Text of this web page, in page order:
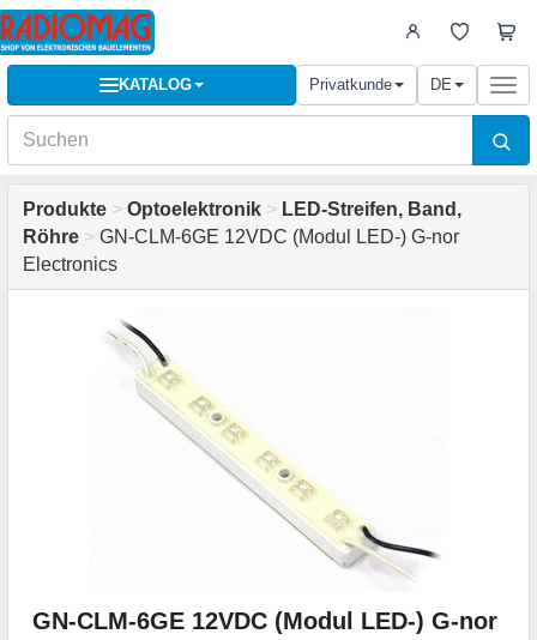
KATALOG Privatkunde DE
Produkte > Optoelektronik > LED-Streifen, Band,
Röhre > GN-CLM-6GE 12VDC (Modul LED-) G-nor
Electronics
GN-CLM-6GE 12VDC (Modul LED-) G-nor